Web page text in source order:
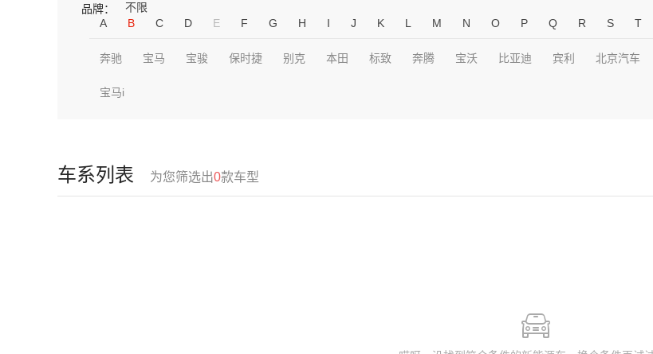
品牌：
不限
A
B C D E F G H I J K L M N O P Q R S T
奔驰 宝马 宝骏 保时捷 别克 本田 标致 奔腾 宝沃 比亚迪 宾利 北京汽车
宝马i
车系列表 为您筛选出0款车型